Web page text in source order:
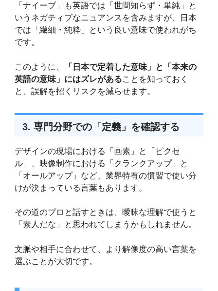
「ナイーブ」も英語では「世間知らず・単純」と
いうネガティブなニュアンスを含みますが、日本
では「繊細・純粋」という良い意味で使われがち
です。
このように、
「日本で定着した意味」と「本来の
英語の意味」にはズレがあることを知っておく
と、誤解を招くリスクを減らせます。
3. 専門分野での「定義」を確認する
デザインの現場における「画素」と「ピクセ
ル」、映像制作における「クランクアップ」と
「オールアップ」など、業界特有の慣習で使い分
けが決まっている言葉もあります。
その道のプロと話すときは、曖昧な理解で使うと
「素人だな」と思われてしまうかもしれません。
文脈や相手に合わせて、より解像度の高い言葉を
選ぶことが大切です。